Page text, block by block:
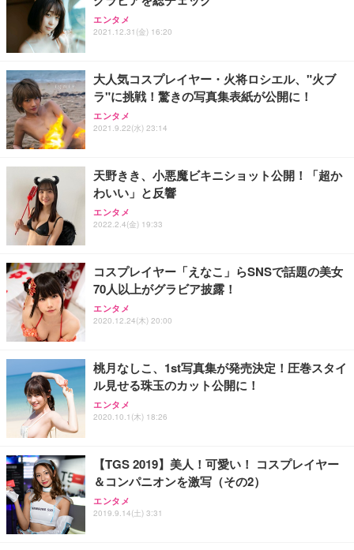
エンタメ
2021.12.31(金) 16:20
大人気コスプレイヤー・火将ロシエル、"火ブ
ラ"に挑戦！驚きの写真集表紙が公開に！
エンタメ
2021.9.22(水) 23:14
天野きき、小悪魔ビキニショット公開！「超か
わいい」と反響
エンタメ
2022.2.4(金) 19:33
コスプレイヤー「えなこ」らSNSで話題の美女
70人以上がグラビア披露！
エンタメ
2020.12.24(木) 20:00
桃月なしこ、1st写真集が発売決定！圧巻スタイ
ル見せる珠玉のカット公開に！
エンタメ
2020.10.1(木) 18:26
【TGS 2019】美人！可愛い！ コスプレイヤー
＆コンパニオンを激写（その2）
エンタメ
2019.9.14(土) 3:31